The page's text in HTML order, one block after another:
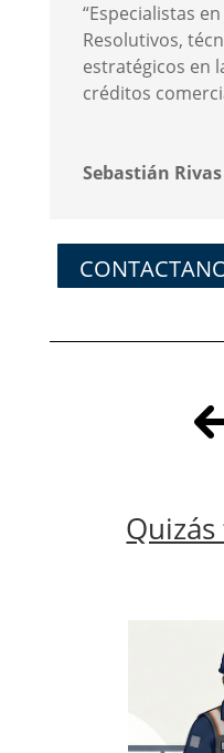
“Especialistas
Resolutivos,
estratégicos en
créditos
Sebastián Rivas